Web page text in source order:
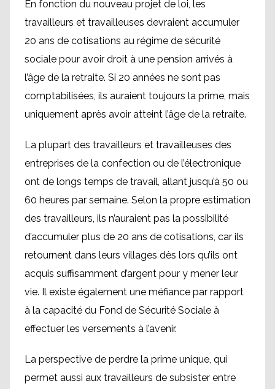
En fonction du nouveau projet de loi, les
travailleurs et travailleuses devraient accumuler
20 ans de cotisations au régime de sécurité
sociale pour avoir droit à une pension arrivés à
l’âge de la retraite. Si 20 années ne sont pas
comptabilisées, ils auraient toujours la prime, mais
uniquement après avoir atteint l’âge de la retraite.
La plupart des travailleurs et travailleuses des
entreprises de la confection ou de l’électronique
ont de longs temps de travail, allant jusqu’à 50 ou
60 heures par semaine. Selon la propre estimation
des travailleurs, ils n’auraient pas la possibilité
d’accumuler plus de 20 ans de cotisations, car ils
retournent dans leurs villages dès lors qu’ils ont
acquis suffisamment d’argent pour y mener leur
vie. Il existe également une méfiance par rapport
à la capacité du Fond de Sécurité Sociale à
effectuer les versements à l’avenir.
La perspective de perdre la prime unique, qui
permet aussi aux travailleurs de subsister entre